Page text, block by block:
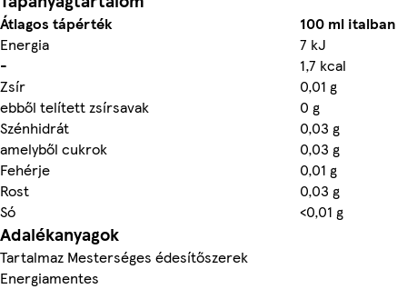
Átlagos tápérték
100 ml italban
Energia
7 kJ
-
1,7 kcal
Zsír
0,01 g
ebből telített zsírsavak
0 g
Szénhidrát
0,03 g
amelyből cukrok
0,03 g
Fehérje
0,01 g
Rost
0,03 g
Só
<0,01 g
Adalékanyagok
Tartalmaz Mesterséges édesítőszerek
Energiamentes